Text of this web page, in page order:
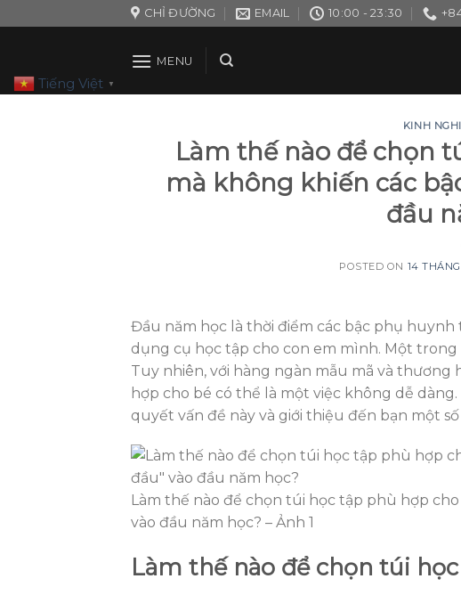
to
CHỈ ĐƯỜNG EMAIL 10:00 - 23:30
MENU
KINH
Làm thế nào để chọn
mà không khiến các
đầu
POSTED ON 14
Đầu năm học là thời điểm các bậc phụ
dụng cụ học tập cho con em mình. Một
Tuy nhiên, với hàng ngàn mẫu mã và
hợp cho bé có thể là một việc không dễ
quyết vấn đề này và giới thiệu đến bạn một
Làm thế nào để chọn túi học tập phù hợp
vào đầu năm học? – Ảnh 1
Làm thế nào để chọn túi
Tiếng Việt ▼